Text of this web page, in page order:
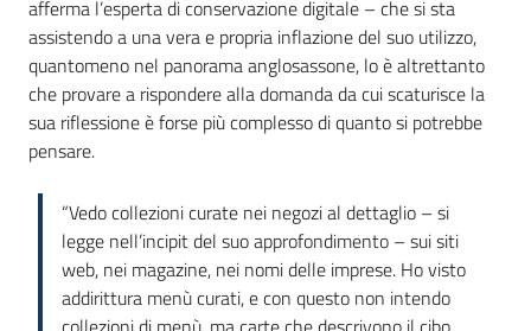
afferma l’esperta di conservazione digitale – che si sta
assistendo a una vera e propria inflazione del suo utilizzo,
quantomeno nel panorama anglosassone, lo è altrettanto
che provare a rispondere alla domanda da cui scaturisce la
sua riflessione è forse più complesso di quanto si potrebbe
pensare.
“Vedo collezioni curate nei negozi al dettaglio – si
legge nell’incipit del suo approfondimento – sui siti
web, nei magazine, nei nomi delle imprese. Ho visto
addirittura menù curati, e con questo non intendo